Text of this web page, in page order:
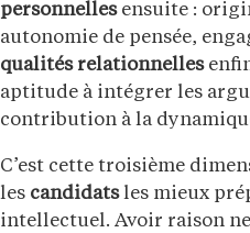
personnellesensuite :
autonomie de pensée,
qualités relationnelles
aptitude à intégrer les
contribution à la
C’est cette troisième
les candidatsles mieux
intellectuel. Avoir raison